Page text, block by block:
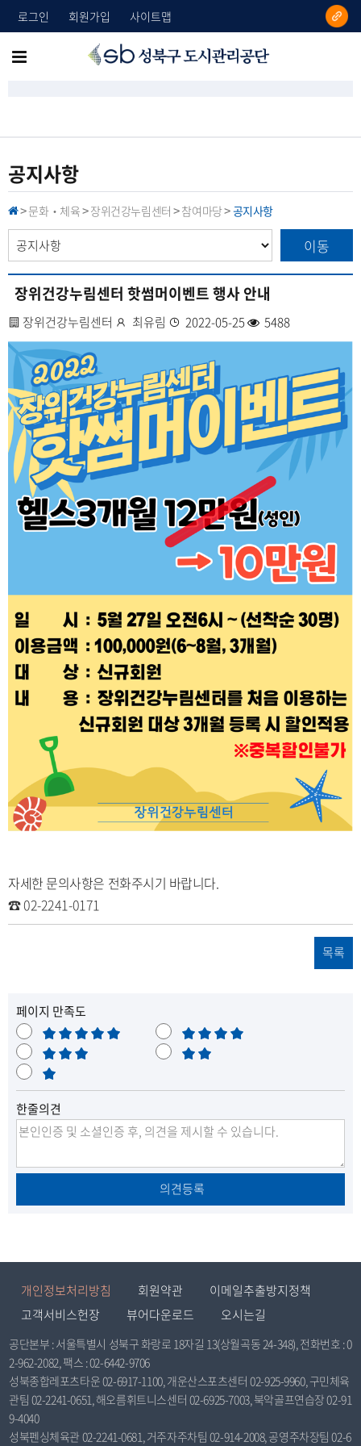
로그인 회원가입 사이트맵
리
공
단
메
보
기
공지사항
H
M
> 문화‧체육> 장위건강누림센터 >참여마당>공지사항
이동
장위건강누림센터 핫썸머이벤트 행사 안내
사
업
장
장위건강누림센터 작
성
최유림 등
록
2022-05-25조
회
5488
자세한 문의사항은 전화주시기 바랍니다.
☎ 02-2241-0171
목록
페이지 만족도
매
우
만
족
만
족
보
통
불
매
우
불
만
한줄의견
의견등록
개인정보처리방침 회원약관
이메일추출방지정책
고객서비스헌장
뷰어다운로드 오시는길
공단본부 : 서울특별시 성북구 화랑로 18자길 13(상월곡동 24-348), 전화번호 : 0
2-962-2082, 팩스 : 02-6442-9706
성북종합레포츠타운 02-6917-1100, 개운산스포츠센터 02-925-9960, 구민체육
관팀 02-2241-0651, 해오름휘트니스센터 02-6925-7003, 북악골프연습장 02-91
9-4040
성북펜싱체육관 02-2241-0681, 거주자주차팀 02-914-2008, 공영주차장팀 02-6